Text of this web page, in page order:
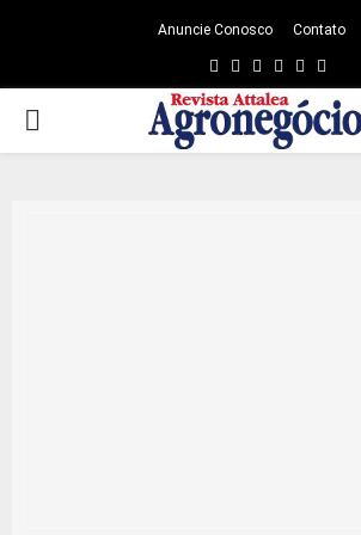
Anuncie Conosco Contato
Facebook
Twitter
Instagram
LinkedinYoutube
PRIMARY